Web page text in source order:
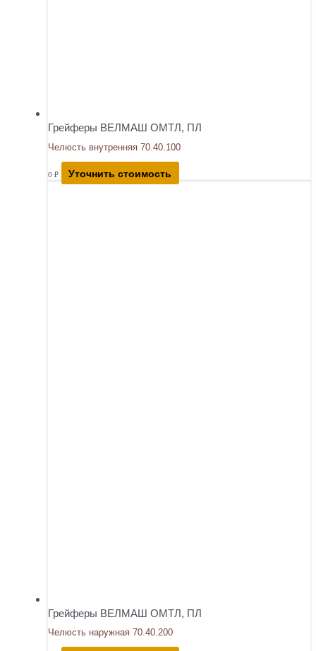
Грейферы ВЕЛМАШ ОМТЛ, ПЛ
Челюсть внутренняя 70.40.100
0 ₽ Уточнить стоимость
Грейферы ВЕЛМАШ ОМТЛ, ПЛ
Челюсть наружная 70.40.200